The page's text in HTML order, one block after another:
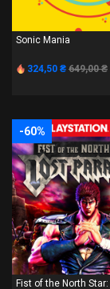
Sonic Mania
324,50 ₴ 649,00 ₴
-60%
Fist of the North